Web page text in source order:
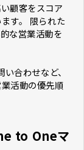
顧客をスコア
す。 限られた
な営業活動を
合わせなど、
活動の優先順
to Oneマ